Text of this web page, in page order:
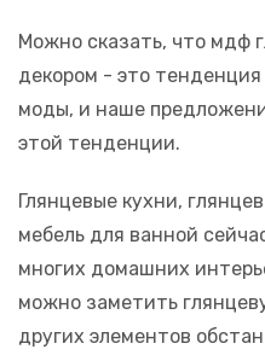
Можно сказать, что мдф
декором - это
моды, и наше
этой тенденции.
Глянцевые кухни,
мебель для ванной
многих домашних
можно заметить
других элементов